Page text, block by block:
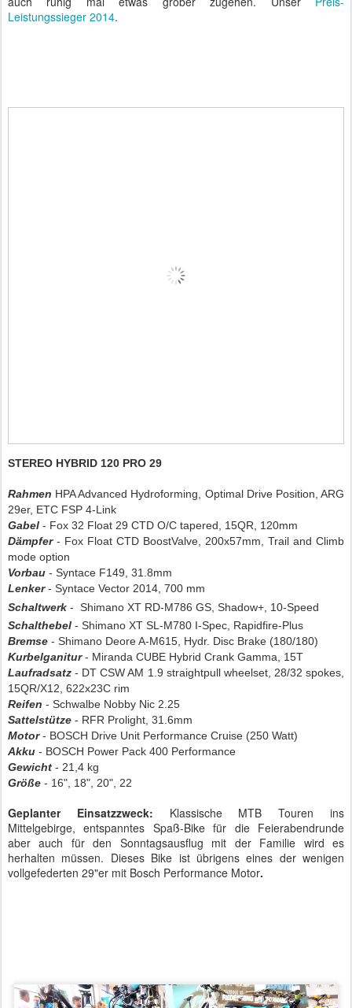
Leistungssieger 2014.
STEREO HYBRID 120 PRO 29
Rahmen HPA Advanced Hydroforming, Optimal Drive Position, ARG
29er, ETC FSP 4-Link
Gabel - Fox 32 Float 29 CTD O/C tapered, 15QR, 120mm
Dämpfer- Fox Float CTD BoostValve, 200x57mm, Trail and Climb
mode option
Vorbau - Syntace F149, 31.8mm
Lenker- Syntace Vector 2014, 700 mm
Schaltwerk - Shimano XT RD-M786 GS, Shadow+, 10-Speed
Schalthebel - Shimano XT SL-M780 I-Spec, Rapidfire-Plus
Bremse - Shimano Deore A-M615, Hydr. Disc Brake (180/180)
Kurbelganitur- Miranda CUBE Hybrid Crank Gamma, 15T
Laufradsatz - DT CSW AM 1.9 straightpull wheelset, 28/32 spokes,
15QR/X12, 622x23C rim
Reifen - Schwalbe Nobby Nic 2.25
Sattelstütze - RFR Prolight, 31.6mm
Motor- BOSCH Drive Unit Performance Cruise (250 Watt)
Akku - BOSCH Power Pack 400 Performance
Gewicht - 21,4 kg
Größe - 16", 18", 20", 22
Geplanter Einsatzzweck: Klassische MTB Touren ins
Mittelgebirge, entspanntes Spaß-Bike für die Feierabendrunde
aber auch für den Sonntagsausflug mit der Familie wird es
herhalten müssen. Dieses Bike ist übrigens eines der wenigen
vollgefederten 29"er mit Bosch Performance Motor.